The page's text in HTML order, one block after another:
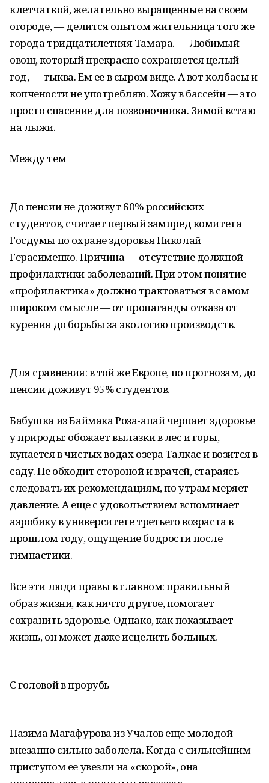
клетчаткой, желательно выращенные на своем
огороде, — делится опытом жительница того же
города тридцатилетняя Тамара. — Любимый
овощ, который прекрасно сохраняется целый
год, — тыква. Ем ее в сыром виде. А вот колбасы и
копчености не употребляю. Хожу в бассейн — это
просто спасение для позвоночника. Зимой встаю
на лыжи.
Между тем
До пенсии не доживут 60% российских
студентов, считает первый зампред комитета
Госдумы по охране здоровья Николай
Герасименко. Причина — отсутствие должной
профилактики заболеваний. При этом понятие
«профилактика» должно трактоваться в самом
широком смысле — от пропаганды отказа от
курения до борьбы за экологию производств.
Для сравнения: в той же Европе, по прогнозам, до
пенсии доживут 95% студентов.
Бабушка из Баймака Роза-апай черпает здоровье
у природы: обожает вылазки в лес и горы,
купается в чистых водах озера Талкас и возится в
саду. Не обходит стороной и врачей, стараясь
следовать их рекомендациям, по утрам меряет
давление. А еще с удовольствием вспоминает
аэробику в университете третьего возраста в
прошлом году, ощущение бодрости после
гимнастики.
Все эти люди правы в главном: правильный
образ жизни, как ничто другое, помогает
сохранить здоровье. Однако, как показывает
жизнь, он может даже исцелить больных.
С головой в прорубь
Назима Магафурова из Учалов еще молодой
внезапно сильно заболела. Когда с сильнейшим
приступом ее увезли на «скорой», она